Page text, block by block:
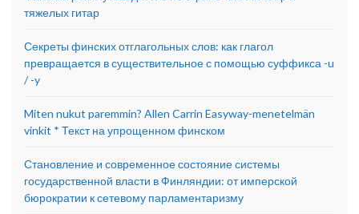
тяжелых гитар
Секреты финских отглагольных слов: как глагол
превращается в существительное с помощью суффикса -u
/ -y
Miten nukut paremmin? Allen Carrin Easyway-menetelmän
vinkit * Текст на упрощенном финском
Становление и современное состояние системы
государственной власти в Финляндии: от имперской
бюрократии к сетевому парламентаризму